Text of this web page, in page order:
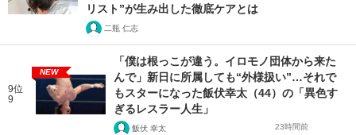
リスト”が生み出した徹底ケアとは
二瓶 仁志
9位
9
NEW
「僕は根っこが違う。イロモノ団体から来た
んで」新日に所属しても“外様扱い”…それで
もスターになった飯伏幸太（44）の「異色す
ぎるレスラー人生」
飯伏 幸太 23時間前